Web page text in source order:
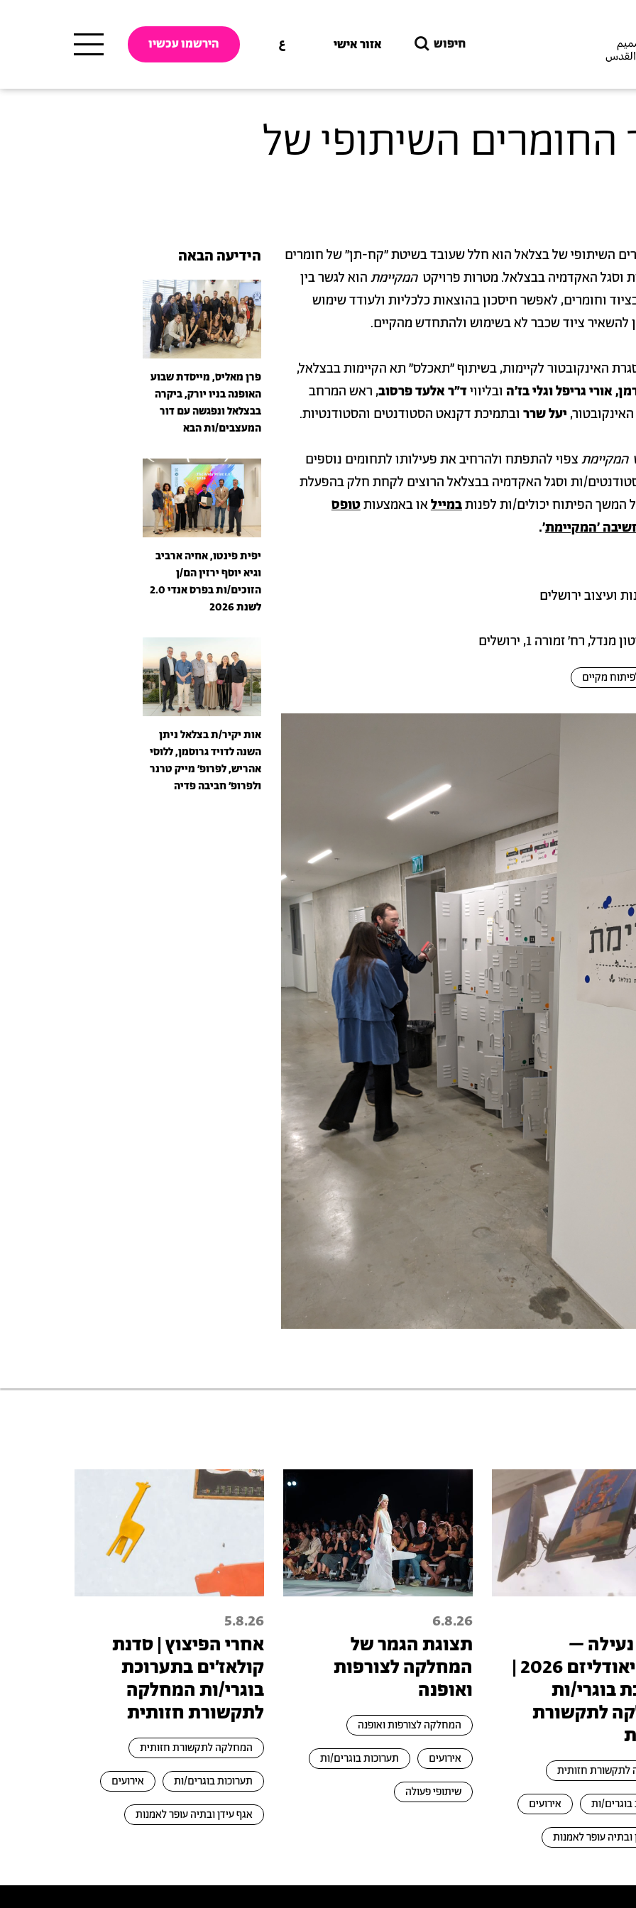
חיפוש אזור אישי ع הירשמו עכשיו
החומרים השיתופי של
השיתופי של בצלאל הוא חלל שעובד בשיטת ״קח-תן״ של חומרים
ות וסגל האקדמיה בבצלאל. מטרות פרויקטהמקיימתהוא לגשר בין
וחומרים, לאפשר חיסכון בהוצאות כלכליות ולעודד שימוש
להשאיר ציוד שכבר לא בשימוש ולהתחדש מהקיים.
האינקובטור לקיימות, בשיתוף ״תאכלס״ תא הקיימות בבצלאל,
אורי גריפל וגלי בז׳ה ובליוויד״ר אלעד פרסוב, ראש המרחב
יעל שרר ובתמיכת דקנאט הסטודנטים והסטודנטיות.
המקיימתצפוי להתפתח ולהרחיב את פעילותו לתחומים נוספים
ות וסגל האקדמיה בבצלאל הרוצים לקחת חלק בהפעלת
המשך הפיתוח יכולים/ות לפנותבמיילאו באמצעותטופס
׳המקיימת׳.
ועיצוב ירושלים
רח' זמורה 1, ירושלים
מקיים
הידיעה הבאה
פרן מאליס, מייסדת שבוע
האופנה בניו יורק, ביקרה
בבצלאל ונפגשה עם דור
המעצבים/ות הבא
יפית פינטו, אחיה ארביב
וגיא יוסף ירזין הם/ן
הזוכים/ות בפרס אנדי 2.0
לשנת 2026
אות יקיר/ת בצלאל ניתן
השנה לדויד גרוסמן, ללוסי
אהריש, לפרופ׳ מייק טרנר
ולפרופ׳ חביבה פדיה
נעילה –
טכנופיאודליזם 2026 |
בוגרי/ות
לתקשורת
חזותית
ות אירועים
ובתיה עופר לאמנות
6.8.26
תצוגת הגמר של
המחלקה לצורפות
ואופנה
המחלקה לצורפות ואופנה
אירועים תערוכות בוגרים/ות
שיתופי פעולה
5.8.26
אחרי הפיצוץ | סדנת
קולאז׳ים בתערוכת
בוגרי/ות המחלקה
לתקשורת חזותית
המחלקה לתקשורת חזותית
תערוכות בוגרים/ות אירועים
אגף עידן ובתיה עופר לאמנות